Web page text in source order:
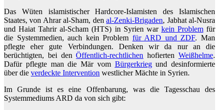
Das Wüten islamistischer Hardcore-Islamisten des Islamischen
Staates, von Ahrar al-Sham, denal-Zenki-Brigaden, Jabhat al-Nusra
und Haiat Tahrir al-Scham (HTS) in Syrien war kein Problemfür
die Systemmedien, auch kein Problem für ARD und ZDF. Man
pflegte eher gute Verbindungen. Denken wir da nur an die
berüchtigten, bei denÖffentlich-rechtlichen hofiertenWeißhelme.
Dafür pflegte man die Mär vom Bürgerkriegund desinformierte
über die verdeckte Intervention westlicher Mächte in Syrien.
Im Grunde ist es eine Offenbarung, was die Tagesschau des
Systemmediums ARD da von sich gibt: